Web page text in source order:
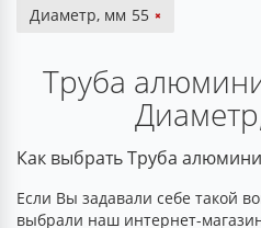
Диаметр, мм 55
Труба
Как выбрать Труба
Если Вы задавали себе такой
выбрали наш интернет-